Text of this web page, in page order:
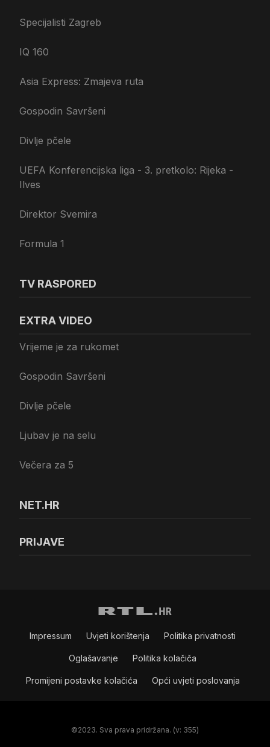
Specijalisti Zagreb
IQ 160
Asia Express: Zmajeva ruta
Gospodin Savršeni
Divlje pčele
UEFA Konferencijska liga - 3. pretkolo: Rijeka -
Ilves
Direktor Svemira
Formula 1
TV RASPORED
EXTRA VIDEO
Vrijeme je za rukomet
Gospodin Savršeni
Divlje pčele
Ljubav je na selu
Večera za 5
NET.HR
PRIJAVE
Impressum Uvjeti korištenja Politika privatnosti
Oglašavanje Politika kolačiča
Promijeni postavke kolačića Opći uvjeti poslovanja
©2023. Sva prava pridržana. (v: 355)